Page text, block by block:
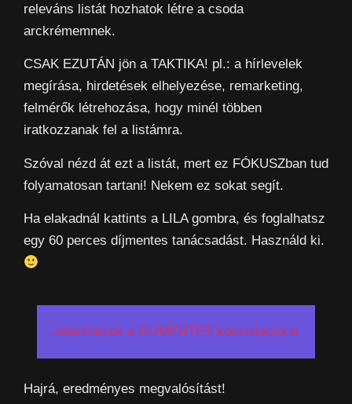
releváns listát hozhatok létre a csoda
arckrémemnek.
CSAK EZUTÁN jön a TAKTIKA! pl.: a hírlevelek
megírása, hirdetések elhelyezése, remarketing,
felmérők létrehozása, hogy minél többen
iratkozzanak fel a listámra.
Szóval nézd át ezt a listát, mert ez FÓKUSZban tud
folyamatosan tartani! Nekem ez sokat segít.
Ha elakadnál kattints a LILA gombra, és foglalhatsz
egy 60 perces díjmentes tanácsadást. Használd ki.
Jelentkezek a DÍJMENTES konzultációra!
Hajrá, eredményes megvalósítást!